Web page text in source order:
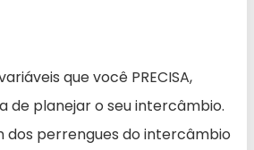
que você PRECISA,
de planejar o seu intercâmbio.
dos perrengues do intercâmbio